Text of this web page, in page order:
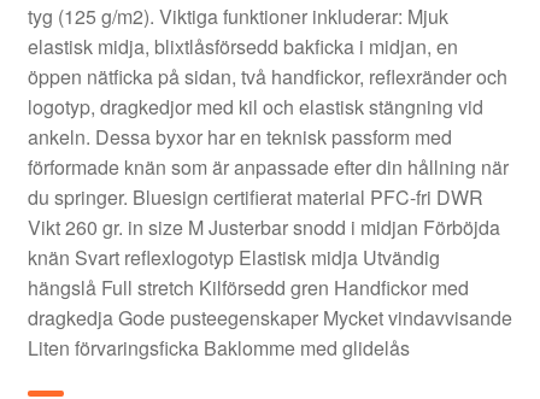
tyg (125 g/m2). Viktiga funktioner inkluderar: Mjuk
elastisk midja, blixtlåsförsedd bakficka i midjan, en
öppen nätficka på sidan, två handfickor, reflexränder och
logotyp, dragkedjor med kil och elastisk stängning vid
ankeln. Dessa byxor har en teknisk passform med
förformade knän som är anpassade efter din hållning när
du springer. Bluesign certifierat material PFC-fri DWR
Vikt 260 gr. in size M Justerbar snodd i midjan Förböjda
knän Svart reflexlogotyp Elastisk midja Utvändig
hängslå Full stretch Kilförsedd gren Handfickor med
dragkedja Gode pusteegenskaper Mycket vindavvisande
Liten förvaringsficka Baklomme med glidelås